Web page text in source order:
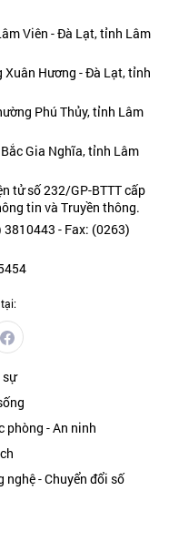
Viên - Đà Lạt, tỉnh Lâm
Xuân Hương - Đà Lạt, tỉnh
Phú Thủy, tỉnh Lâm
Gia Nghĩa, tỉnh Lâm
tử số 232/GP-BTTT cấp
tin và Truyền thông.
- Fax: (0263)
sự
phòng - An ninh
nghệ - Chuyển đổi số